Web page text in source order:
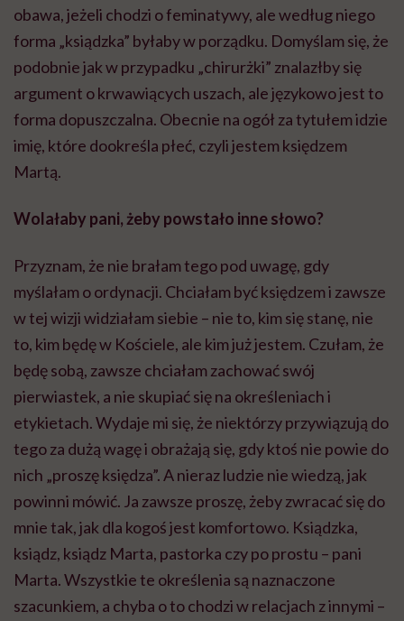
obawa, jeżeli chodzi ofeminatywy, ale według niego
forma „ksiądzka” byłaby w porządku. Domyślam się, że
podobnie jak w przypadku „chirurżki” znalazłby się
argument o krwawiących uszach, ale językowo jest to
forma dopuszczalna. Obecnie na ogół za tytułem idzie
imię, które dookreśla płeć, czyli jestem księdzem
Martą.
Wolałaby pani, żeby powstało inne słowo?
Przyznam, że nie brałam tego pod uwagę, gdy
myślałam o ordynacji. Chciałam być księdzem i zawsze
w tej wizji widziałam siebie – nie to, kim się stanę, nie
to, kim będę w Kościele, ale kim już jestem. Czułam, że
będę sobą, zawsze chciałam zachować swój
pierwiastek, a nie skupiać się na określeniach i
etykietach. Wydaje mi się, że niektórzy przywiązują do
tego za dużą wagę i obrażają się, gdy ktoś nie powie do
nich „proszę księdza”. A nieraz ludzie nie wiedzą, jak
powinni mówić. Ja zawsze proszę, żeby zwracać się do
mnie tak, jak dla kogoś jest komfortowo. Ksiądzka,
ksiądz, ksiądz Marta, pastorka czy po prostu – pani
Marta. Wszystkie te określenia są naznaczone
szacunkiem, a chyba o to chodzi w relacjach z innymi –